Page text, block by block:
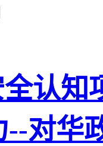
认知
--对华